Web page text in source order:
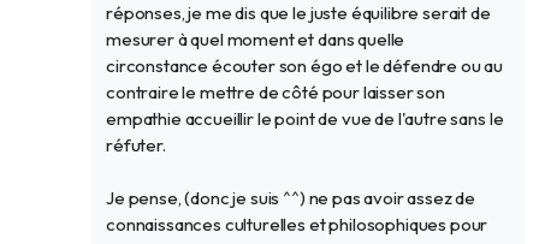
réponses, je me dis que le juste équilibre serait de
mesurer à quel moment et dans quelle
circonstance écouter son égo et le défendre ou au
contraire le mettre de côté pour laisser son
empathie accueillir le point de vue de l'autre sans le
réfuter.
Je pense, (donc je suis ^^) ne pas avoir assez de
connaissances culturelles et philosophiques pour